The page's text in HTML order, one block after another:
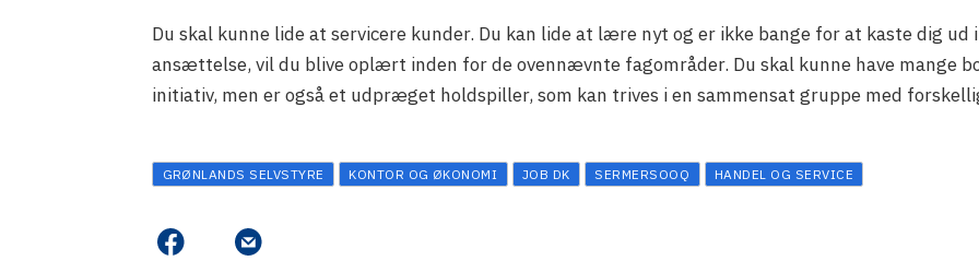
Du skal kunne lide at servicere kunder. Du kan lide at lære nyt og er ikke bange for at kaste dig ud
ansættelse, vil du blive oplært inden for de ovennævnte fagområder. Du skal kunne have mange
initiativ, men er også et udpræget holdspiller, som kan trives i en sammensat gruppe med
GRØNLANDS SELVSTYRE KONTOR OG ØKONOMI JOB DK SERMERSOOQ HANDEL OG SERVICE